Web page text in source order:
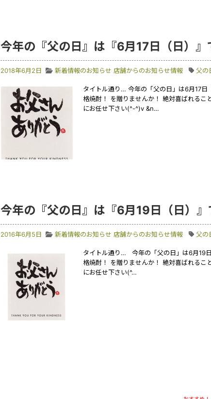
今年の『父の日』は『6月17日（日）』
2018年6月2日 新着情報のお知らせ 店舗からのお知らせ情報 父の
タイトル通り… 今年の「父の日」は6月17
格焼酎！ を贈りませんか！ 絶対喜ばれる
にお任せ下さい(^-^)v &n…
今年の『父の日』は『6月19日（日）』
2016年6月5日 新着情報のお知らせ 店舗からのお知らせ情報 父の
タイトル通り… 今年の「父の日」は6月19
格焼酎！ を贈りませんか！ 絶対喜ばれる
にお任せ下さい(^…